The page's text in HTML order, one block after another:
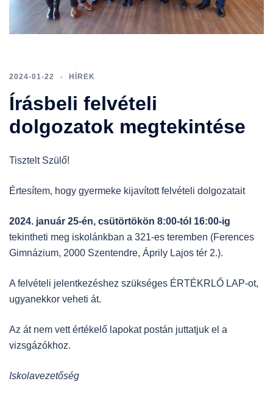
2024-01-22 HÍREK
Írásbeli felvételi
dolgozatok megtekintése
Tisztelt Szülő!
Értesítem, hogy gyermeke kijavított felvételi dolgozatait
2024. január 25-én, csütörtökön 8:00-tól 16:00-ig
tekintheti meg iskolánkban a 321-es teremben (Ferences
Gimnázium, 2000 Szentendre, Áprily Lajos tér 2.).
A felvételi jelentkezéshez szükséges ÉRTÉKRLŐ LAP-ot,
ugyanekkor veheti át.
Az át nem vett értékelő lapokat postán juttatjuk el a
vizsgázókhoz.
Iskolavezetőség